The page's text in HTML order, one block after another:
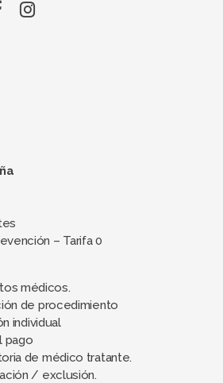
– Tarifa 0
médicos.
de procedimiento
individual
pago
de médico tratante.
/ exclusión.